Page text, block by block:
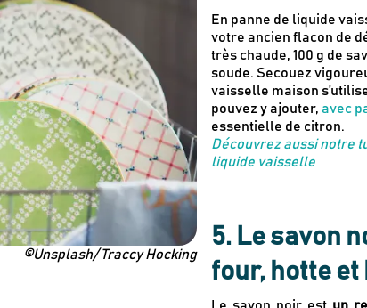
©Unsplash/ Traccy Hocking
En panne de liquide
votre ancien flacon de
très chaude, 100 g de
soude. Secouez
vaisselle maison
pouvez y ajouter, avec
essentielle de citron.
Découvrez aussi notre
liquide vaisselle
5. Le savon
four, hotte et
Le savon noir est un